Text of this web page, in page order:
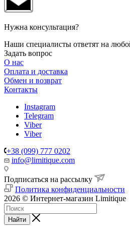
Нужна консультация?
Наши специалисты ответят на
Задать вопрос
О нас
Оплата и доставка
Обмен и возврат
Контакты
Instagram
Telegram
Viber
Viber
+38 (099) 777 0202
info@limitique.com
Подписаться на рассылку
Политика конфиденциальности
2026 © Интернет-магазин Limitique
Найти